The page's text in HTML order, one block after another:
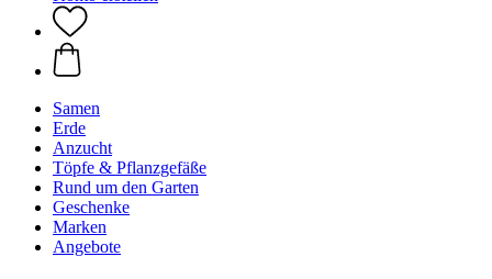
Samen
Erde
Anzucht
Töpfe & Pflanzgefäße
Rund um den Garten
Geschenke
Marken
Angebote